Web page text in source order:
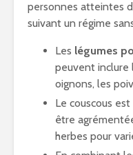
personnes atteintes
suivant un régime
Les légumes
peuvent inclure
oignons, les
Le couscous
être
herbes pour